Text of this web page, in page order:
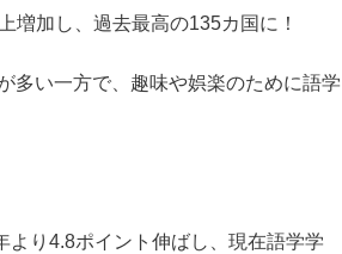
増加し、過去最高の135カ国に！
多い一方で、趣味や娯楽のために語学
り4.8ポイント伸ばし、現在語学学